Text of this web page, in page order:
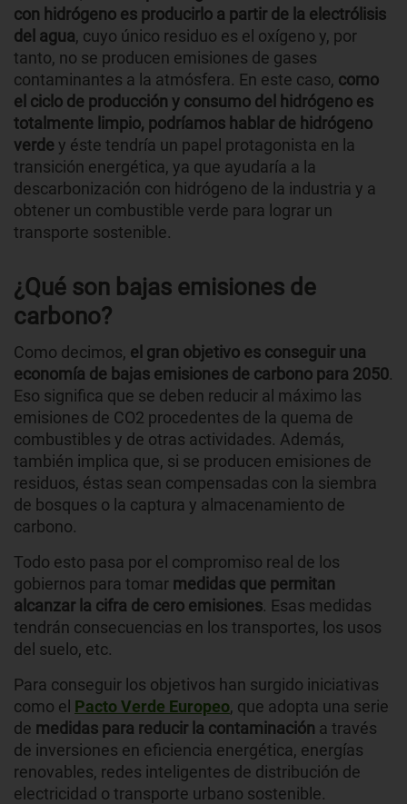
con hidrógeno es producirlo a partir de la electrólisis
del agua, cuyo único residuo es el oxígeno y, por
tanto, no se producen emisiones de gases
contaminantes a la atmósfera. En este caso, como
el ciclo de producción y consumo del hidrógeno es
totalmente limpio, podríamos hablar de hidrógeno
verdey éste tendría un papel protagonista en la
transición energética, ya que ayudaría a la
descarbonización con hidrógeno de la industria y a
obtener un combustible verde para lograr un
transporte sostenible.
¿Qué son bajas emisiones de
carbono?
Como decimos, el gran objetivo es conseguir una
economía de bajas emisiones de carbono para 2050.
Eso significa que se deben reducir al máximo las
emisiones de CO2 procedentes de la quema de
combustibles y de otras actividades. Además,
también implica que, si se producen emisiones de
residuos, éstas sean compensadas con la siembra
de bosques o la captura y almacenamiento de
carbono.
Todo esto pasa por el compromiso real de los
gobiernos para tomar medidas que permitan
alcanzar la cifra de cero emisiones. Esas medidas
tendrán consecuencias en los transportes, los usos
del suelo, etc.
Para conseguir los objetivos han surgido iniciativas
como el Pacto Verde Europeo, que adopta una serie
de medidas para reducir la contaminación a través
de inversiones en eficiencia energética, energías
renovables, redes inteligentes de distribución de
electricidad o transporte urbano sostenible.